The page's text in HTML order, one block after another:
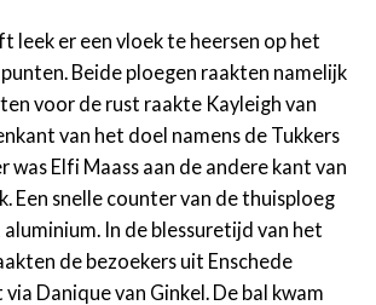
leek er een vloek te heersen op het
Beide ploegen raakten namelijk
voor de rust raakte Kayleigh van
van het doel namens de Tukkers
was Elfi Maass aan de andere kant van
Een snelle counter van de thuisploeg
In de blessuretijd van het
de bezoekers uit Enschede
Danique van Ginkel. De bal kwam